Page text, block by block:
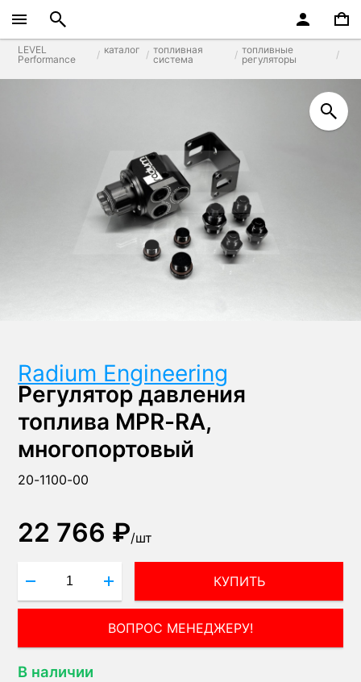
LEVEL
Performance
каталог
топливная
система
топливные
регуляторы
Radium Engineering
Регулятор давления
топлива MPR-RA,
многопортовый
20-1100-00
22 766 ₽/шт
КУПИТЬ
ВОПРОС МЕНЕДЖЕРУ!
В наличии